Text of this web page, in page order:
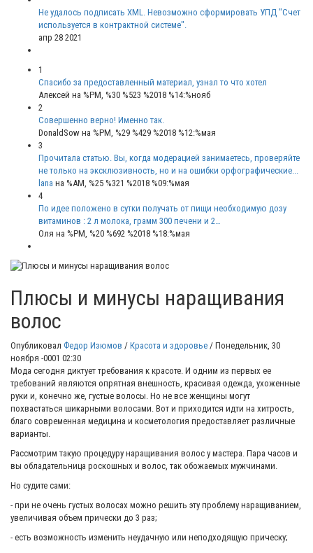
Не удалось подписать XML. Невозможно сформировать УПД "Счет
используется в контрактной системе".
апр 28 2021
1
Спасибо за предоставленный материал, узнал то что хотел
Алексей на %PM, %30 %523 %2018 %14:%нояб
2
Совершенно верно! Именно так.
DonaldSow на %PM, %29 %429 %2018 %12:%мая
3
Прочитала статью. Вы, когда модерацией занимаетесь, проверяйте
не только на эксклюзивность, но и на ошибки орфографические...
lana на %AM, %25 %321 %2018 %09:%мая
4
По идее положено в сутки получать от пищи необходимую дозу
витаминов : 2 л молока, грамм 300 печени и 2…
Оля на %PM, %20 %692 %2018 %18:%мая
Плюсы и минусы наращивания
волос
Опубликовал Федор Изюмов / Красота и здоровье / Понедельник, 30
ноября -0001 02:30
Мода сегодня диктует требования к красоте. И одним из первых ее
требований являются опрятная внешность, красивая одежда, ухоженные
руки и, конечно же, густые волосы. Но не все женщины могут
похвастаться шикарными волосами. Вот и приходится идти на хитрость,
благо современная медицина и косметология предоставляет различные
варианты.
Рассмотрим такую процедуру наращивания волос у мастера. Пара часов и
вы обладательница роскошных и волос, так обожаемых мужчинами.
Но судите сами:
- при не очень густых волосах можно решить эту проблему наращиванием,
увеличивая объем прически до 3 раз;
- есть возможность изменить неудачную или неподходящую прическу;